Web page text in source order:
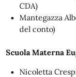
CDA)
Mantegazza
del conto)
Scuola Materna
Nicoletta